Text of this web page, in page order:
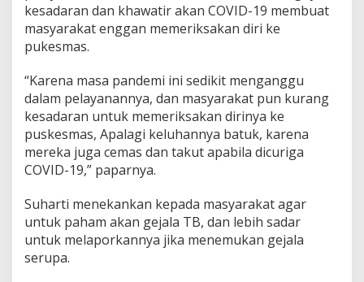
kesadaran dan khawatir akan COVID-19 membuat
masyarakat enggan memeriksakan diri ke
pukesmas.
“Karena masa pandemi ini sedikit menganggu
dalam pelayanannya, dan masyarakat pun kurang
kesadaran untuk memeriksakan dirinya ke
puskesmas, Apalagi keluhannya batuk, karena
mereka juga cemas dan takut apabila dicuriga
COVID-19,” paparnya.
Suharti menekankan kepada masyarakat agar
untuk paham akan gejala TB, dan lebih sadar
untuk melaporkannya jika menemukan gejala
serupa.